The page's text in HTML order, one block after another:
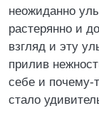
неожиданно
растерянно и
взгляд и эту
прилив
себе и почему-
стало